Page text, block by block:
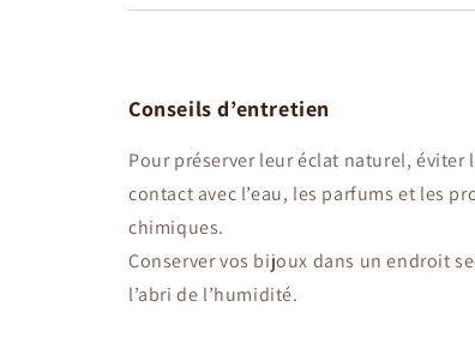
Conseils d’entretien
Pour préserver leur éclat naturel, éviter
contact avec l’eau, les parfums et les
chimiques.
Conserver vos bijoux dans un endroit
l’abri de l’humidité.